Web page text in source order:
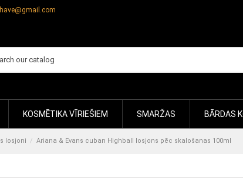
KOSMĒTIKA VĪRIEŠIEM SMARŽAS BĀRDAS
losjoni Ariana & Evans cuban Highball losjons pēc skalošanas 100ml